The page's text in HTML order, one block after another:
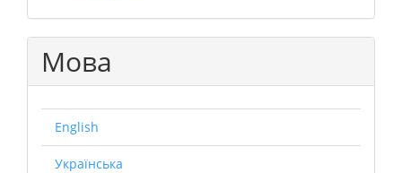
Мова
English
Українська